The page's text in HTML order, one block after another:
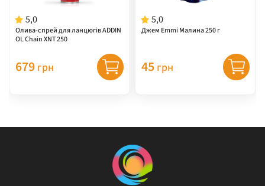
5,0
Олива-спрей для ланцюгів ADDIN
OL Chain XNT 250
679 грн
5,0
Джем Emmi Малина 250 г
45 грн